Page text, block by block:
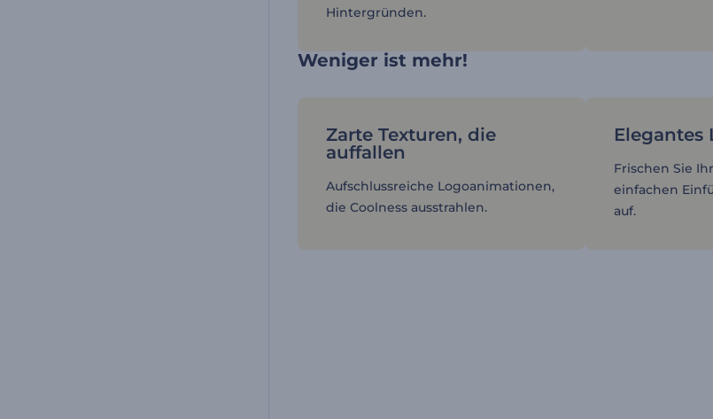
Hintergründen.
Weniger ist mehr!
Zarte Texturen, die
auffallen
Aufschlussreiche Logoanimationen,
die Coolness ausstrahlen.
Elegantes
Frischen Sie
einfachen
auf.